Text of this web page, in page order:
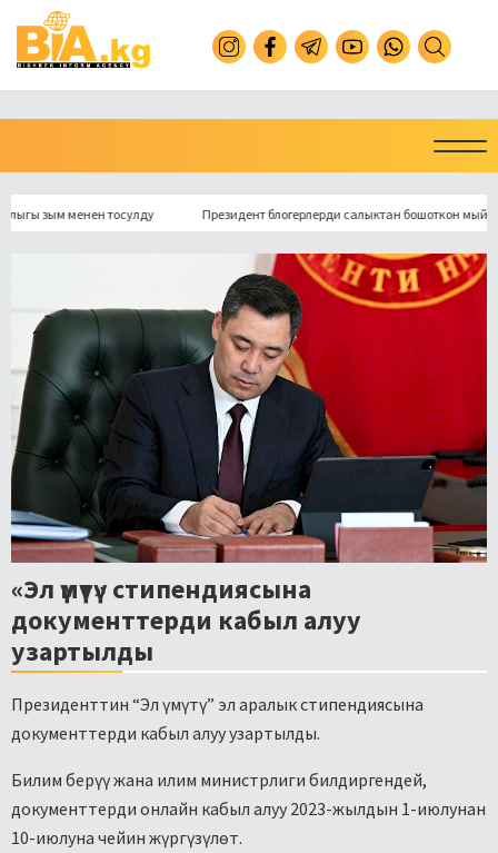
менен тосулду Президент блогерлерди салыктан бошоткон мыйзамга
«Эл үмүтү» стипендиясына
документтерди кабыл алуу
узартылды
Президенттин “Эл үмүтү” эл аралык стипендиясына
документтерди кабыл алуу узартылды.
Билим берүү жана илим министрлиги билдиргендей,
документтерди онлайн кабыл алуу 2023-жылдын 1-июлунан
10-июлуна чейин жүргүзүлөт.